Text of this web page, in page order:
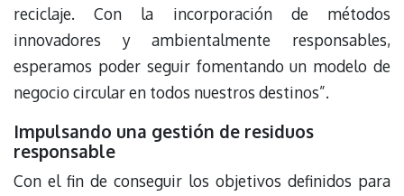
reciclaje. Con la incorporación de métodos
innovadores y ambientalmente responsables,
esperamos poder seguir fomentando un modelo de
negocio circular en todos nuestros destinos”.
Impulsando una gestión de residuos
responsable
Con el fin de conseguir los objetivos definidos para